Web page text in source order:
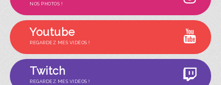
NOS PHOTOS !
Youtube
REGARDEZ MES VIDÉOS !
Twitch
REGARDEZ MES VIDÉOS !